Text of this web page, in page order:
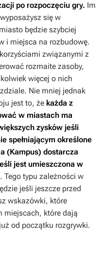
po rozpoczęciu gry. Im
się w
będzie szybciej
i miejsca na rozbudowę.
związanymi z
rozmaite zasoby,
więcej o nich
Nie mniej jednak
jest to, że każda z
w miastach ma
zysków jeśli
spełniającym określone
(Kampus) dostarcza
jest umieszczona w
. Tego typu zależności w
jeśli jeszcze przed
wskazówki, które
miejscach, które dają
od początku rozgrywki.